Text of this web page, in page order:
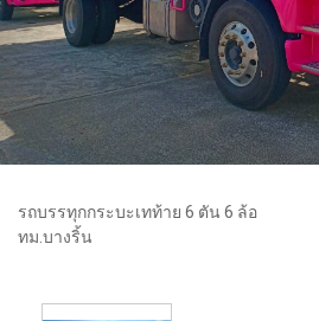
รถบรรทุกกระบะเทท้าย 6 ตัน 6 ล้อ
ทม.บางริ้น